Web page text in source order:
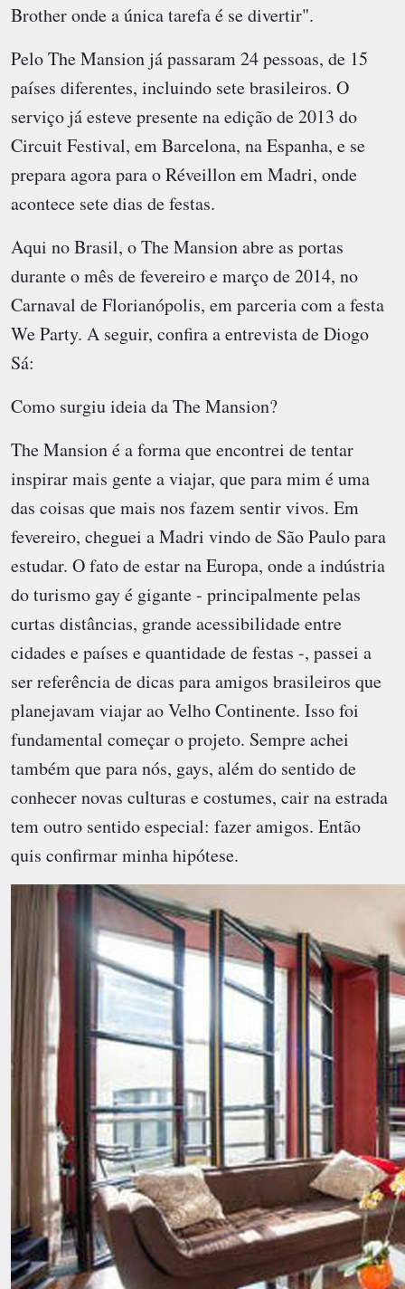
Brother onde a única tarefa é se divertir".
Pelo The Mansion já passaram 24 pessoas, de 15
países diferentes, incluindo sete brasileiros. O
serviço já esteve presente na edição de 2013 do
Circuit Festival, em Barcelona, na Espanha, e se
prepara agora para o Réveillon em Madri, onde
acontece sete dias de festas.
Aqui no Brasil, o The Mansion abre as portas
durante o mês de fevereiro e março de 2014, no
Carnaval de Florianópolis, em parceria com a festa
We Party. A seguir, confira a entrevista de Diogo
Sá:
Como surgiu ideia da The Mansion?
The Mansion é a forma que encontrei de tentar
inspirar mais gente a viajar, que para mim é uma
das coisas que mais nos fazem sentir vivos. Em
fevereiro, cheguei a Madri vindo de São Paulo para
estudar. O fato de estar na Europa, onde a indústria
do turismo gay é gigante - principalmente pelas
curtas distâncias, grande acessibilidade entre
cidades e países e quantidade de festas -, passei a
ser referência de dicas para amigos brasileiros que
planejavam viajar ao Velho Continente. Isso foi
fundamental começar o projeto. Sempre achei
também que para nós, gays, além do sentido de
conhecer novas culturas e costumes, cair na estrada
tem outro sentido especial: fazer amigos. Então
quis confirmar minha hipótese.